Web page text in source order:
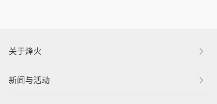
关于烽火
新闻与活动